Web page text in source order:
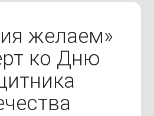
желаем»
ко Дню